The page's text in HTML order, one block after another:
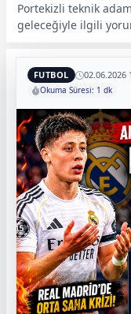
Portekizli teknik
geleceğiyle ilgili
FUTBOL 02.06.2026
Okuma Süresi: 1 dk